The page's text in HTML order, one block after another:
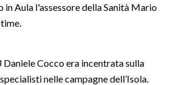
in Aula l'assessore della Sanità Mario
Cocco era incentrata sulla
nelle campagne dell’Isola.